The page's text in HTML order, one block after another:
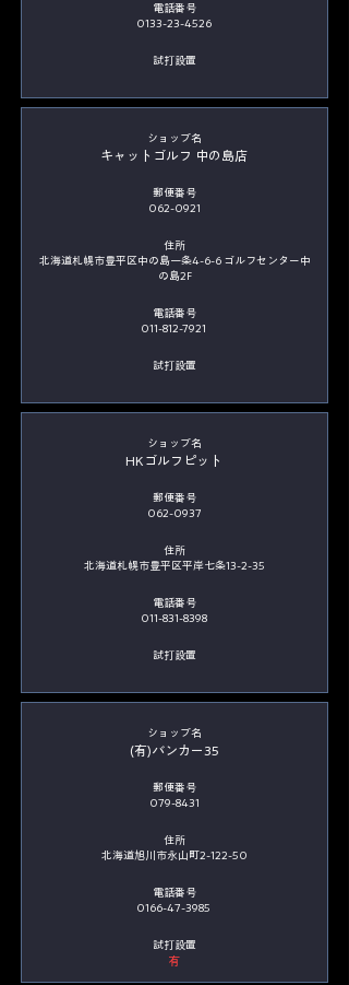
電話番号
0133-23-4526
​試打設置
​ショップ名
キャットゴルフ 中の島店
郵便番号
062-0921
住所
北海道札幌市豊平区中の島一条4-6-6 ゴルフセンター中
の島2F
電話番号
011-812-7921
​試打設置
​ショップ名
HKゴルフピット
郵便番号
062-0937
住所
北海道札幌市豊平区平岸七条13-2-35
電話番号
011-831-8398
​試打設置
​ショップ名
(有)バンカー35
郵便番号
079-8431
住所
北海道旭川市永山町2-122-50
電話番号
0166-47-3985
​試打設置
有